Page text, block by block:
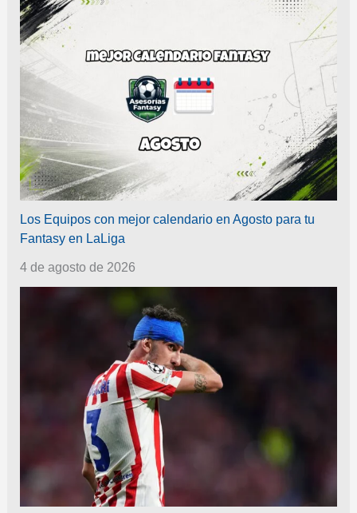
Los Equipos con mejor calendario en Agosto para tu
Fantasy en LaLiga
4 de agosto de 2026